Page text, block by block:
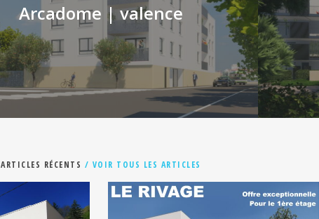
Arcadome | valence
ARTICLES RÉCENTS / VOIR TOUS LES ARTICLES